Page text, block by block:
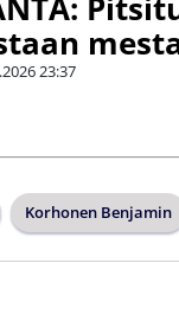
23:37
Korhonen Benjamin